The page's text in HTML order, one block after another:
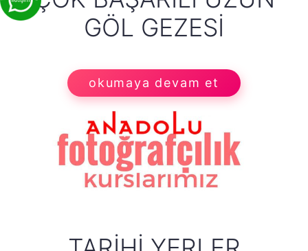
GÖL GEZESI
okumaya devam et